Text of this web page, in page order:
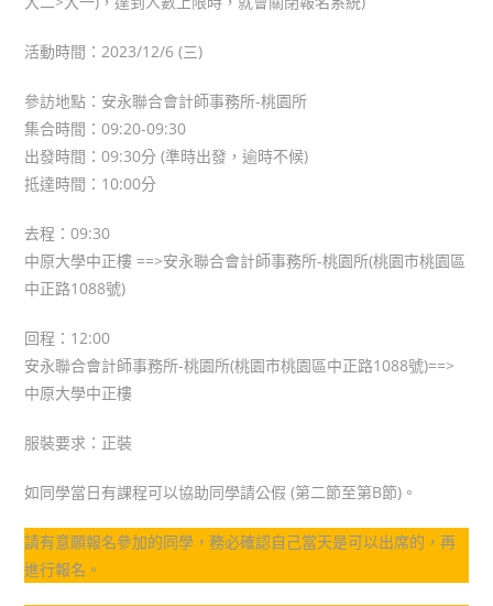
活動時間：2023/12/6 (三)
參訪地點：安永聯合會計師事務所-桃園所
集合時間：09:20-09:30
出發時間：09:30分 (準時出發，逾時不候)
抵達時間：10:00分
去程：09:30
中原大學中正樓 ==>安永聯合會計師事務所-桃園所(桃園市桃園區
中正路1088號)
回程：12:00
安永聯合會計師事務所-桃園所(桃園市桃園區中正路1088號)==>
中原大學中正樓
服裝要求：正裝
如同學當日有課程可以協助同學請公假 (第二節至第B節)。
請有意願報名參加的同學，務必確認自己當天是可以出席的，再
進行報名。